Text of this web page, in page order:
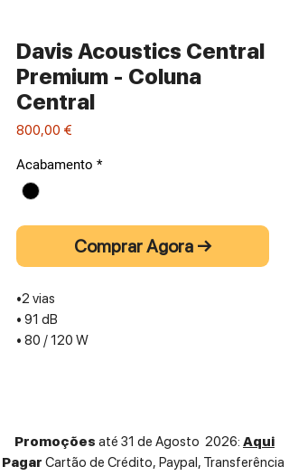
Davis Acoustics Central
Premium - Coluna
Central
800,00 €
Acabamento *
Comprar Agora →
•2 vias
• 91 dB
• 80 / 120 W
Promoções até 31 de Agosto 2026: Aqui
Pagar Cartão de Crédito, Paypal, Transferência